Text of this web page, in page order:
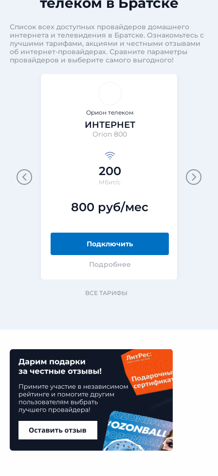
Список всех доступных провайдеров домашнего
интернета и телевидения в Братске. Ознакомьтесь с
лучшими тарифами, акциями и честными отзывами
об интернет-провайдерах. Сравните параметры
провайдеров и выберите самого выгодного!
Орион телеком
ИНТЕРНЕТ
Orion 800
200
Мбит/с
800 руб/мес
Подключить
Подробнее
ВСЕ ТАРИФЫ